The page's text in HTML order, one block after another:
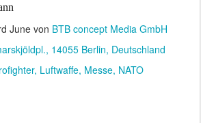
June von BTB concept Media GmbH
14055 Berlin, Deutschland
Luftwaffe Messe NATO